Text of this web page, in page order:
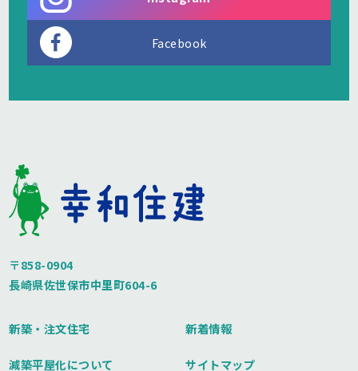
Facebook
〒858-0904
長崎県佐世保市中里町604-6
新築・注文住宅
減築平屋化について
新着情報
サイトマップ